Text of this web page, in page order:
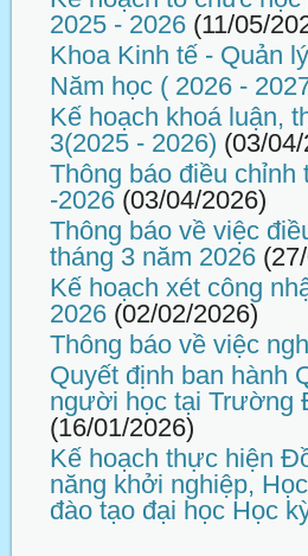
2025 - 2026 (11/05/
Khoa Kinh tế - Quản
Năm học ( 2026 -
Kế hoạch khoá luận,
3(2025 - 2026) (03/
Thông báo điều
-2026 (03/04/2026)
Thông báo về việc
tháng 3 năm 2026
Kế hoạch xét công
2026 (02/02/2026)
Thông báo về việc
Quyết định ban hành
người học tại Trường
(16/01/2026)
Kế hoạch thực hiện
năng khởi nghiệp,
đào tạo đại học Học